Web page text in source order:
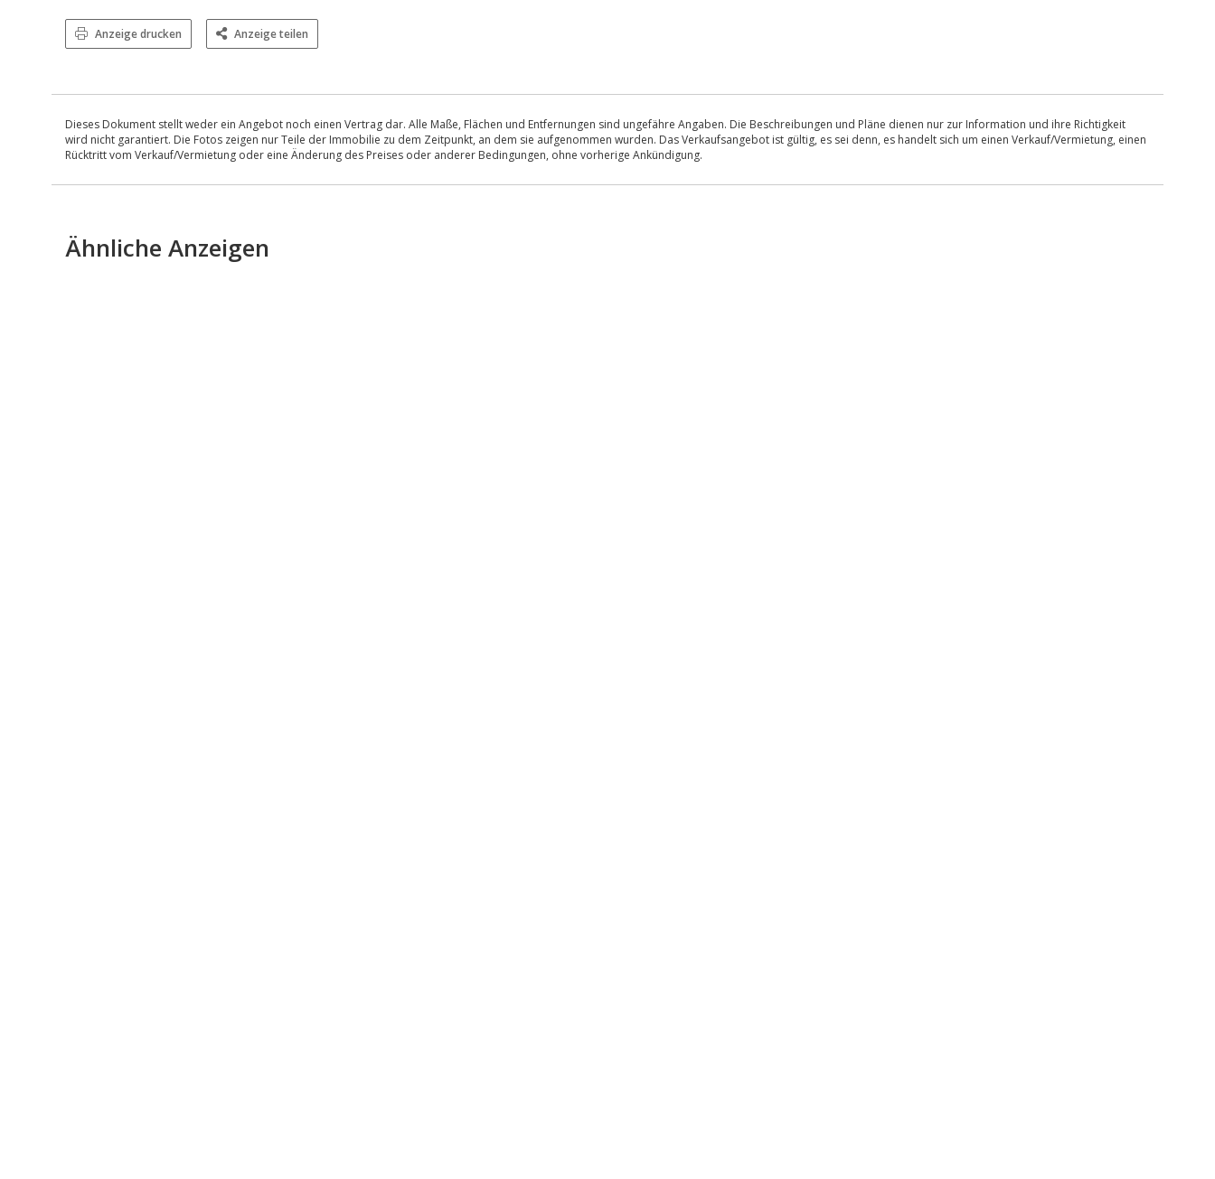
Anzeige drucken Anzeige teilen
Dieses Dokument stellt weder ein Angebot noch einen Vertrag dar. Alle Maße, Flächen und Entfernungen sind ungefähre Angaben. Die Beschreibungen und Pläne dienen nur zur Information und ihre Richtigkeit
wird nicht garantiert. Die Fotos zeigen nur Teile der Immobilie zu dem Zeitpunkt, an dem sie aufgenommen wurden. Das Verkaufsangebot ist gültig, es sei denn, es handelt sich um einen Verkauf/Vermietung, einen
Rücktritt vom Verkauf/Vermietung oder eine Änderung des Preises oder anderer Bedingungen, ohne vorherige Ankündigung.
Ähnliche Anzeigen